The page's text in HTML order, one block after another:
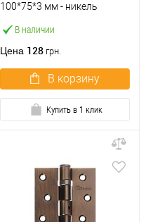
В наличии
100*75*3 мм - никель
Цена 128 грн.
В корзину
Купить в 1 клик